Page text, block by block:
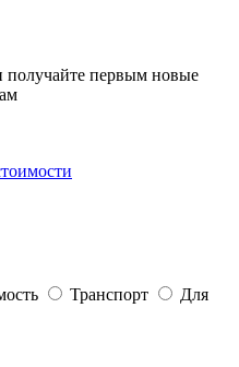
получайте первым новые
Транспорт
Для